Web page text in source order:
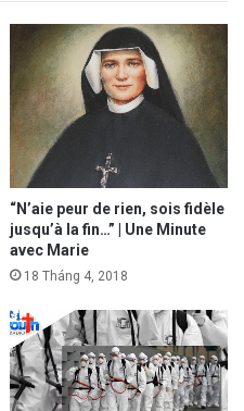
“N’aie peur de rien, sois fidèle
jusqu’à la fin…” | Une Minute
avec Marie
18 Tháng 4, 2018